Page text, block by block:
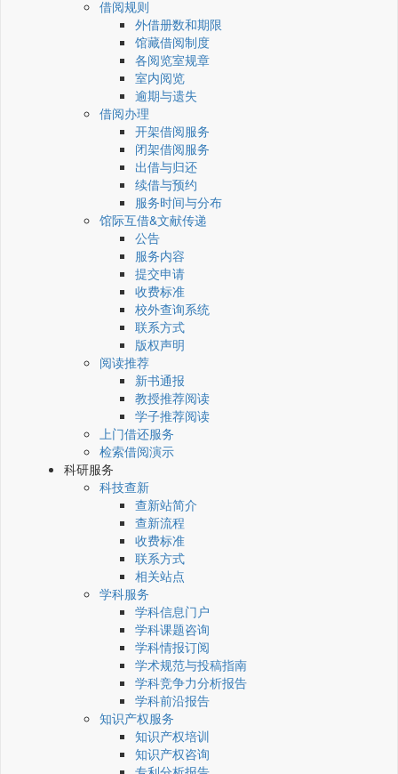
借阅规则
外借册数和期限
馆藏借阅制度
各阅览室规章
室内阅览
逾期与遗失
借阅办理
开架借阅服务
闭架借阅服务
出借与归还
续借与预约
服务时间与分布
馆际互借&文献传递
公告
服务内容
提交申请
收费标准
校外查询系统
联系方式
版权声明
阅读推荐
新书通报
教授推荐阅读
学子推荐阅读
上门借还服务
检索借阅演示
科研服务
科技查新
查新站简介
查新流程
收费标准
联系方式
相关站点
学科服务
学科信息门户
学科课题咨询
学科情报订阅
学术规范与投稿指南
学科竞争力分析报告
学科前沿报告
知识产权服务
知识产权培训
知识产权咨询